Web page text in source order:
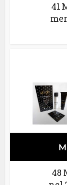
41
48